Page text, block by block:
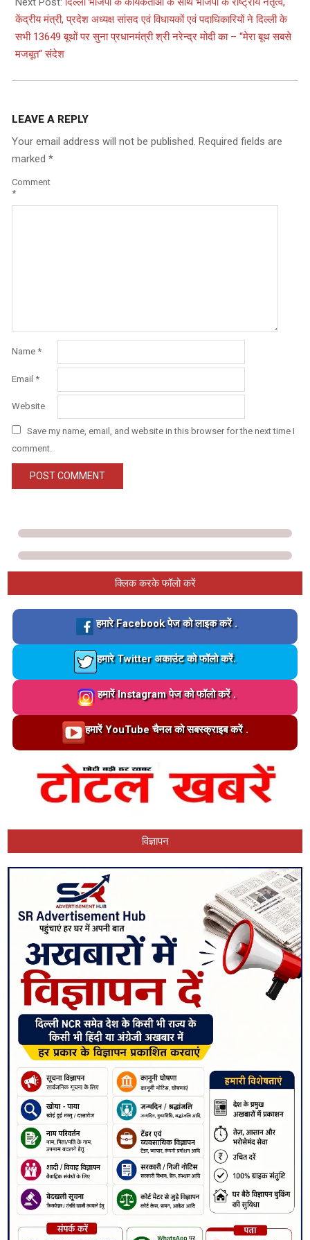
केंद्रीय मंत्री, प्रदेश अध्यक्ष सांसद एवं विधायकों एवं पदाधिकारियों ने दिल्ली के
सभी 13649 बूथों पर सुना प्रधानमंत्री श्री नरेन्द्र मोदी का – “मेरा बूथ सबसे
मजबूत“ संदेश
LEAVE A REPLY
Your email address will not be published. Required fields are
marked *
Comment
*
Name *
Email *
Website
Save my name, email, and website in this browser for the next time I
comment.
क्लिक करके फॉलो करें
Loading…
हमारे Facebook पेज को लाइक करें .
Loading…
हमारे Twitter अकाउंट को फॉलो करें.
Loading…
हमारें Instagram पेज को फॉलो करें .
Loading…
हमारें YouTube चैनल को सबस्क्राइब करें .
विज्ञापन